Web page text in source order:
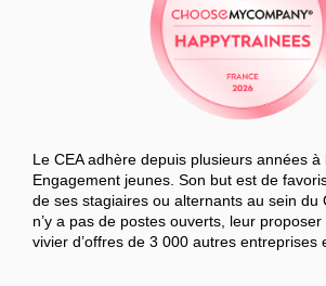
Le CEA adhère depuis plusieurs années
Engagement jeunes. Son but est de
de ses stagiaires ou alternants au sein du
n’y a pas de postes ouverts, leur
vivier d’offres de 3 000 autres entreprises